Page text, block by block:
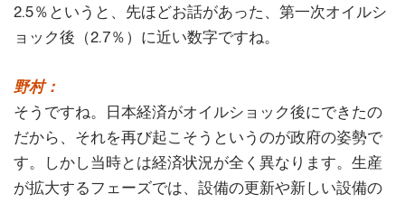
2.5％というと、先ほどお話があった、第一次オイルシ
ョック後（2.7％）に近い数字ですね。
野村：
そうですね。日本経済がオイルショック後にできたの
だから、それを再び起こそうというのが政府の姿勢で
す。しかし当時とは経済状況が全く異なります。生産
が拡大するフェーズでは、設備の更新や新しい設備の